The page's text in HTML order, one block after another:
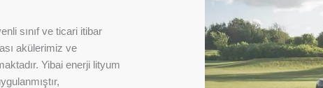
sınıf ve ticari itibar
akülerimiz ve
Yibai enerji lityum